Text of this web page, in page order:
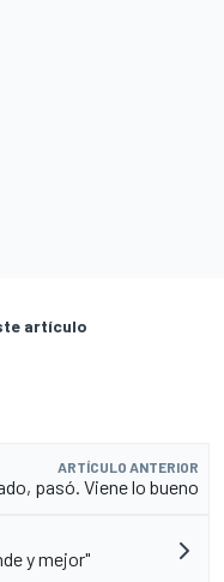
artículo
ARTÍCULO ANTERIOR
pasó. Viene lo bueno
y mejor"